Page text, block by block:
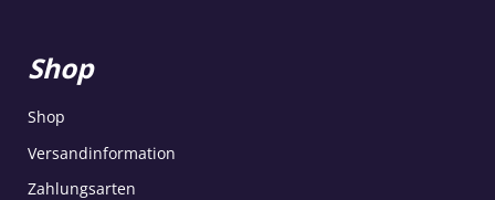
Shop
Shop
Versandinformation
Zahlungsarten